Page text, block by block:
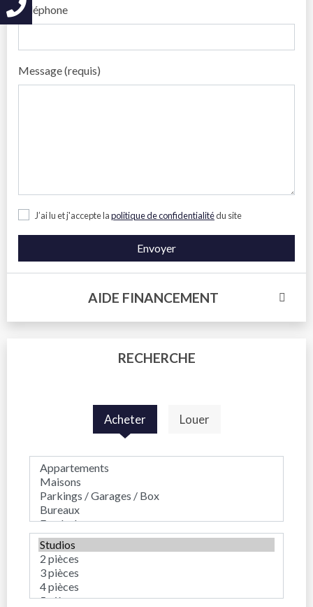
Téléphone
Message (requis)
J’ai lu et j'accepte lapolitique de confidentialitédu site
Envoyer
AIDE FINANCEMENT
RECHERCHE
Acheter Louer